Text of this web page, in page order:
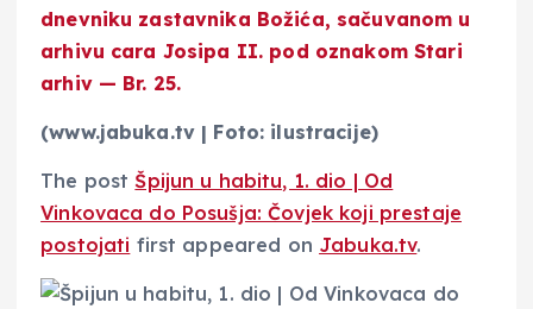
dnevniku zastavnika Božića, sačuvanom u
arhivu cara Josipa II. pod oznakom Stari
arhiv — Br. 25.
(www.jabuka.tv | Foto: ilustracije)
The post Špijun u habitu, 1. dio | Od
Vinkovaca do Posušja: Čovjek koji prestaje
postojati first appeared on Jabuka.tv.